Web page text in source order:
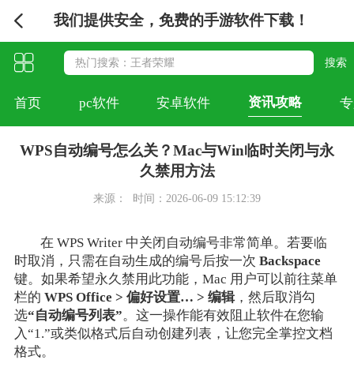
我们提供安全，免费的手游软件下载！
首页 pc软件 安卓软件 资讯攻略
WPS自动编号怎么关？Mac与Win临时关闭与永
久禁用方法
来源： 时间：2026-06-09 15:12:39
在 WPS Writer 中关闭自动编号非常简单。若要临
时取消，只需在自动生成的编号后按一次 Backspace
键。如果希望永久禁用此功能，Mac 用户可以前往菜单
栏的 WPS Office > 偏好设置… > 编辑，然后取消勾
选“自动编号列表”。这一操作能有效阻止软件在您输
入“1.”或类似格式后自动创建列表，让您完全掌控文档
格式。